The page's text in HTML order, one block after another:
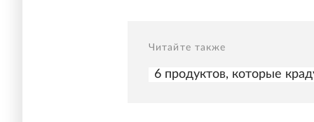
Читайте также
6 продуктов, которые